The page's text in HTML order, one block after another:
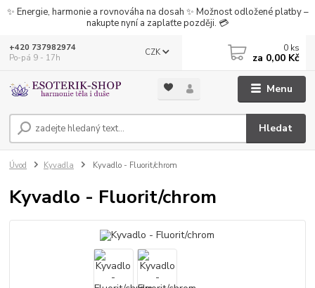
✨ Energie, harmonie a rovnováha na dosah ✨ Možnost odložené platby –
nakupte nyní a zaplaťte později. 💳
Menu
CZK
Hledat
+420 737982974
Po-pá 9 - 17h
0 ks
za 0,00 Kč
Úvod Kyvadla Kyvadlo - Fluorit/chrom
Kyvadlo - Fluorit/chrom